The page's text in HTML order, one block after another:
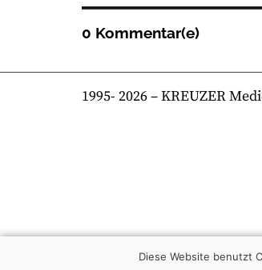
0 Kommentar(e)
1995- 2026– KREUZER
Diese Website benutzt